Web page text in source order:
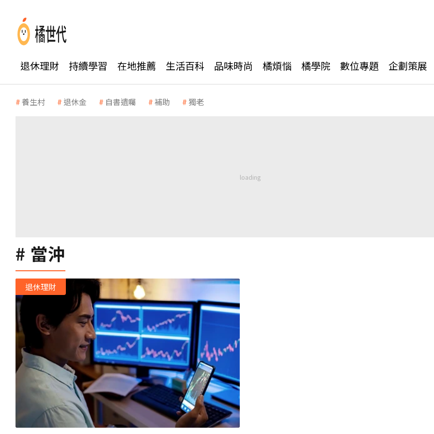
退休理財 持續學習 在地推薦 生活百科 品味時尚 橘煩惱 橘學院 數位專題 企劃策展
養生村 退休金 自書遺囑 補助 獨老
當沖
退休理財